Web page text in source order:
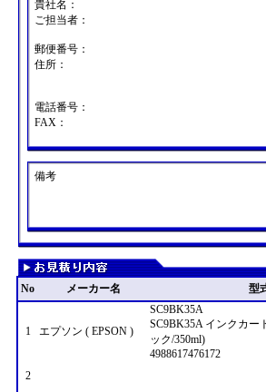
貴社名：
ご担当者：
郵便番号：
住所：
電話番号：
FAX：
備考
No メーカー名 型
1 エプソン ( EPSON )
SC9BK35A
SC9BK35A インクカー
ック/350ml)
4988617476172
2